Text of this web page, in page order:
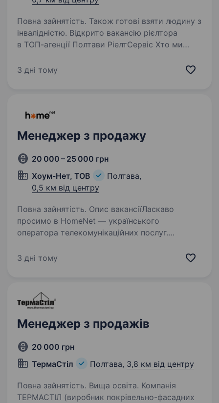
Повна зайнятість. Також готові взяти людину з
інвалідністю. Відкрито вакансію рієлтора
в ТОП-агенції Полтави РіелтСервіс Хто ми
понад 15 років формує стандарти ринку
3 дні тому
Менеджер з продажу
20 000 – 25 000 грн
Хоум-Нет, ТОВ
Полтава,
0,5 км від центру
Повна зайнятість. Опис вакансіїЛаскаво
просимо в HomeNet — українського
оператора телекомунікаційних послуг.
до безмежних можливостей цифрового світу,
3 дні тому
Менеджер з продажів
20 000 грн
ТермаСтіл
Полтава, 3,8 км від центру
Повна зайнятість. Вища освіта. Компанія
ТЕРМАСТІЛ (виробник покрівельно-фасадних